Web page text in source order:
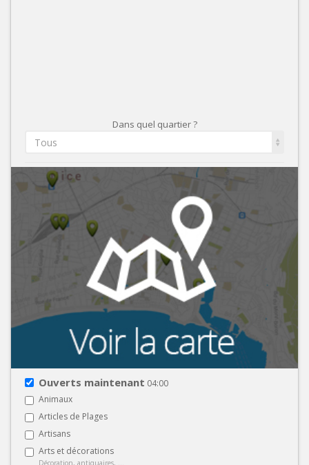
Dans quel quartier ?
Tous
Ouverts maintenant 04:00
Animaux
Articles de Plages
Artisans
Arts et décorations
Décoration, antiquaires, ...